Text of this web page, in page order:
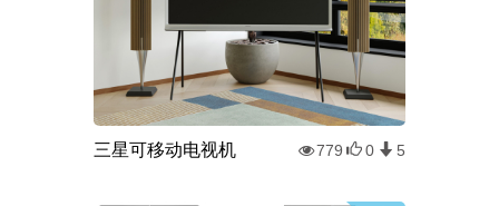
三星可移动电视机 779 0 5